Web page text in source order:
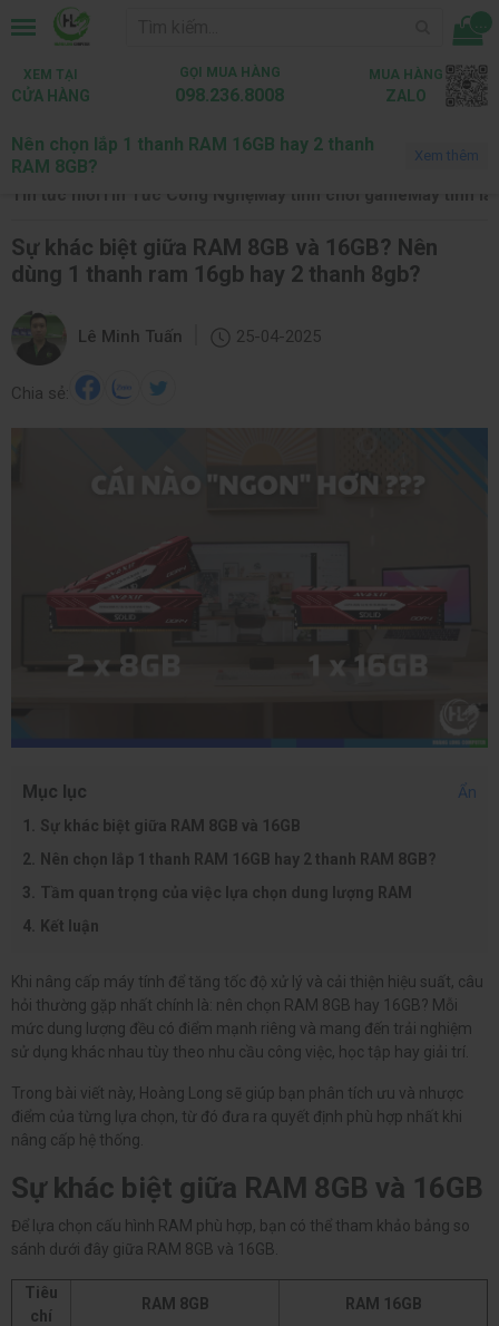
...
XEM TẠI
CỬA HÀNG
GỌI MUA HÀNG
098.236.8008
MUA HÀNG
ZALO
Trang chủ Tin tức Thủ Thuật PC
Tin tức mới Tin Tức Công NghệMáy tính chơi gameMáy tính
Sự khác biệt giữa RAM 8GB và 16GB? Nên
dùng 1 thanh ram 16gb hay 2 thanh 8gb?
Lê Minh Tuấn 25-04-2025
Chia sẻ:
Mục lục
Ẩn
Sự khác biệt giữa RAM 8GB và 16GB
Nên chọn lắp 1 thanh RAM 16GB hay 2 thanh RAM 8GB?
Tầm quan trọng của việc lựa chọn dung lượng RAM
Kết luận
Nên chọn lắp 1 thanh RAM 16GB hay 2 thanh
RAM 8GB?
Xem thêm
Khi nâng cấp máy tính để tăng tốc độ xử lý và cải thiện hiệu suất, câu
hỏi thường gặp nhất chính là: nên chọn RAM 8GB hay 16GB? Mỗi
mức dung lượng đều có điểm mạnh riêng và mang đến trải nghiệm
sử dụng khác nhau tùy theo nhu cầu công việc, học tập hay giải trí.
Trong bài viết này, Hoàng Long sẽ giúp bạn phân tích ưu và nhược
điểm của từng lựa chọn, từ đó đưa ra quyết định phù hợp nhất khi
nâng cấp hệ thống.
Sự khác biệt giữa RAM 8GB và 16GB
Để lựa chọn cấu hình RAM phù hợp, bạn có thể tham khảo bảng so
sánh dưới đây giữa RAM 8GB và 16GB.
Tiêu
chí
RAM 8GB RAM 16GB